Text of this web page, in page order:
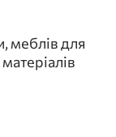
меблів для